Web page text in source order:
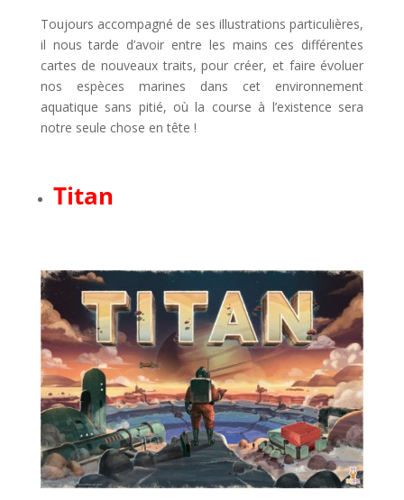
Toujours accompagné de ses illustrations particulières,
il nous tarde d’avoir entre les mains ces différentes
cartes de nouveaux traits, pour créer, et faire évoluer
nos espèces marines dans cet environnement
aquatique sans pitié, où la course à l’existence sera
notre seule chose en tête !
Titan